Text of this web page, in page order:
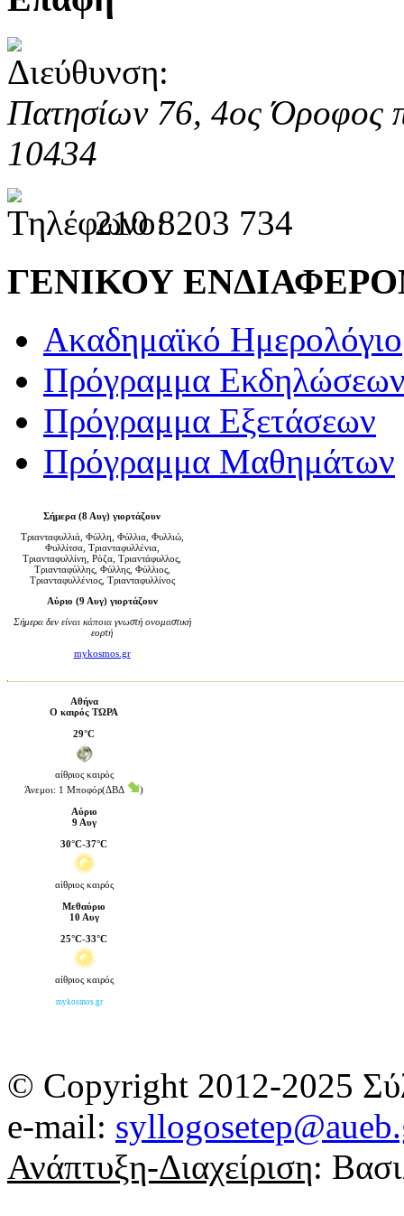
Πατησίων 76, 4ος Όροφος
10434
210 8203 734
ΓΕΝΙΚΟΥ
Ακαδημαϊκό Ημερολόγιο
Πρόγραμμα
Πρόγραμμα Εξετάσεων
Πρόγραμμα Μαθημάτων
Σήμερα (8 Αυγ) γιορτάζουν
Τριανταφυλλιά, Φύλλη, Φύλλια, Φυλλιώ,
Φυλλίτσα, Τριανταφυλλένια,
Τριανταφυλλίνη, Ρόζα, Τριαντάφυλλος,
Τριανταφύλλης, Φύλλης, Φύλλιος,
Τριανταφυλλένιος, Τριανταφυλλίνος
Αύριο (9 Αυγ) γιορτάζουν
Σήμερα δεν είναι κάποια γνωστή ονομαστική
εορτή
mykosmos.gr
© Copyright 2012-2025
e-mail:
Ανάπτυξη-Διαχείριση: